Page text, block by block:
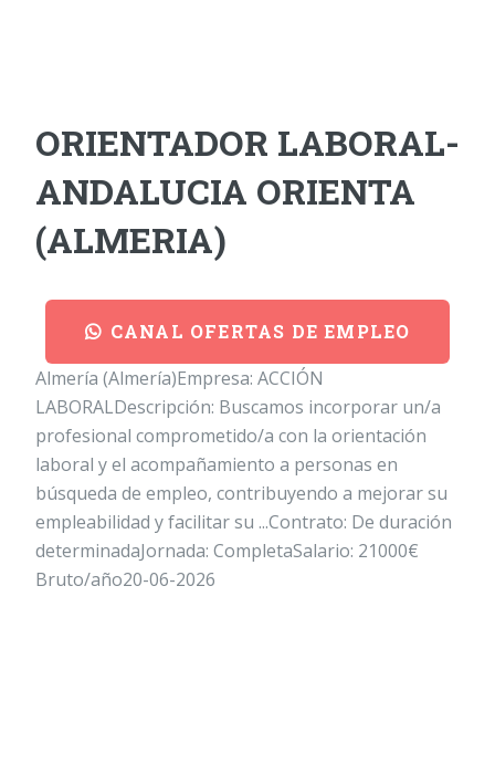
ORIENTADOR LABORAL-
ANDALUCIA ORIENTA
(ALMERIA)
CANAL OFERTAS DE EMPLEO
Almería (Almería)Empresa: ACCIÓN
LABORALDescripción: Buscamos incorporar un/a
profesional comprometido/a con la orientación
laboral y el acompañamiento a personas en
búsqueda de empleo, contribuyendo a mejorar su
empleabilidad y facilitar su ...Contrato: De duración
determinadaJornada: CompletaSalario: 21000€
Bruto/año20-06-2026